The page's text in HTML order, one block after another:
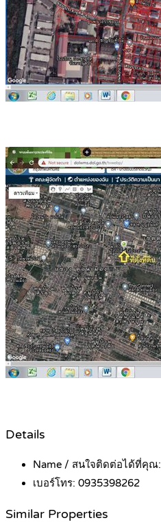
Details
Name / สนใจติดต่อได้ที่คุณ:
เบอร์โทร: 0935398262
Similar Properties